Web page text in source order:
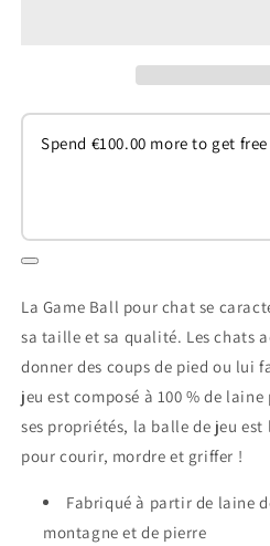
Spend €100.00 more to get
La Game Ball pour chat se
sa taille et sa qualité. Les chats
donner des coups de pied ou lui
jeu est composé à 100 % de
ses propriétés, la balle de jeu
pour courir, mordre et griffer !
Fabriqué à partir de laine
montagne et de pierre